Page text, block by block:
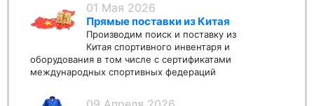
01 Мая 2026
Прямые поставки из Китая
Производим поиск и поставку из
Китая спортивного инвентаря и
оборудования в том числе с сертификатами
международных спортивных федераций